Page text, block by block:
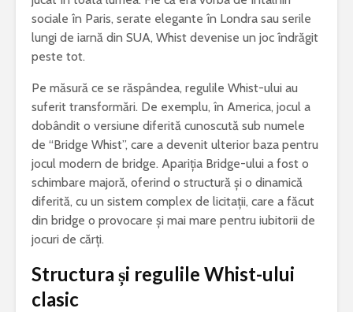
sociale în Paris, serate elegante în Londra sau serile
lungi de iarnă din SUA, Whist devenise un joc îndrăgit
peste tot.
Pe măsură ce se răspândea, regulile Whist-ului au
suferit transformări. De exemplu, în America, jocul a
dobândit o versiune diferită cunoscută sub numele
de “Bridge Whist”, care a devenit ulterior baza pentru
jocul modern de bridge. Apariția Bridge-ului a fost o
schimbare majoră, oferind o structură și o dinamică
diferită, cu un sistem complex de licitații, care a făcut
din bridge o provocare și mai mare pentru iubitorii de
jocuri de cărți.
Structura și regulile Whist-ului
clasic